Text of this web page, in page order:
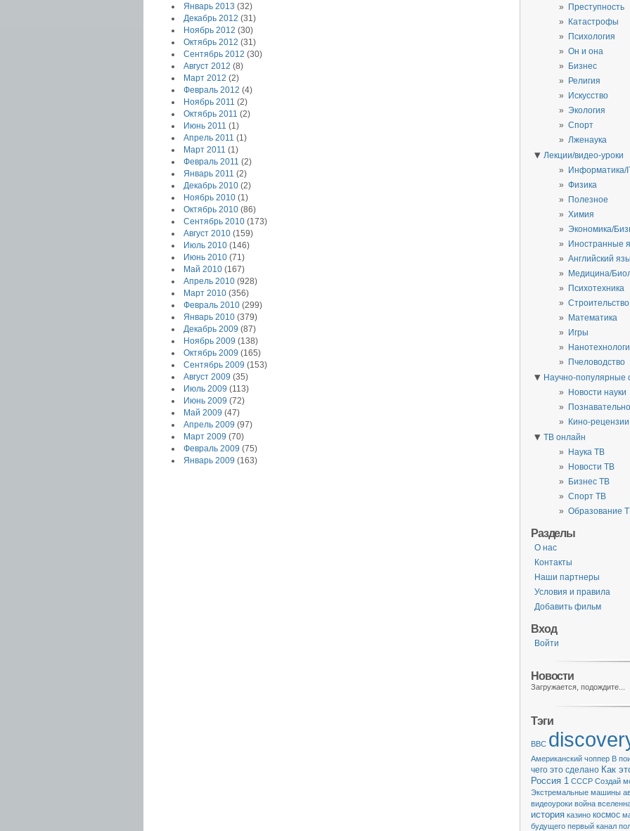
Январь 2013 (32)
Декабрь 2012 (31)
Ноябрь 2012 (30)
Октябрь 2012 (31)
Сентябрь 2012 (30)
Август 2012 (8)
Март 2012 (2)
Февраль 2012 (4)
Ноябрь 2011 (2)
Октябрь 2011 (2)
Июнь 2011 (1)
Апрель 2011 (1)
Март 2011 (1)
Февраль 2011 (2)
Январь 2011 (2)
Декабрь 2010 (2)
Ноябрь 2010 (1)
Октябрь 2010 (86)
Сентябрь 2010 (173)
Август 2010 (159)
Июль 2010 (146)
Июнь 2010 (71)
Май 2010 (167)
Апрель 2010 (928)
Март 2010 (356)
Февраль 2010 (299)
Январь 2010 (379)
Декабрь 2009 (87)
Ноябрь 2009 (138)
Октябрь 2009 (165)
Сентябрь 2009 (153)
Август 2009 (35)
Июль 2009 (113)
Июнь 2009 (72)
Май 2009 (47)
Апрель 2009 (97)
Март 2009 (70)
Февраль 2009 (75)
Январь 2009 (163)
Преступность
Катастрофы
Психология
Он и она
Бизнес
Религия
Искусство
Экология
Спорт
Лженаука
▼ Лекции/видео-уроки
Информатика/
Физика
Полезное
Химия
Экономика/
Иностранные
Английский
Медицина/
Психотехника
Строительство
Математика
Игры
Пчеловодство
▼ Научно-популярные
Новости науки
Кино-рецензии
▼ ТВ онлайн
Наука ТВ
Новости ТВ
Бизнес ТВ
Спорт ТВ
Образование
Разделы
О нас
Контакты
Наши партнеры
Условия и правила
Добавить фильм
Вход
Войти
Новости
Загружается, подождите...
Тэги
BBC
Американский чоппер В
чего это сделано Как
Россия 1 СССР Создай
Экстремальные машины
видеоуроки война
история казино космос
будущего первый канал